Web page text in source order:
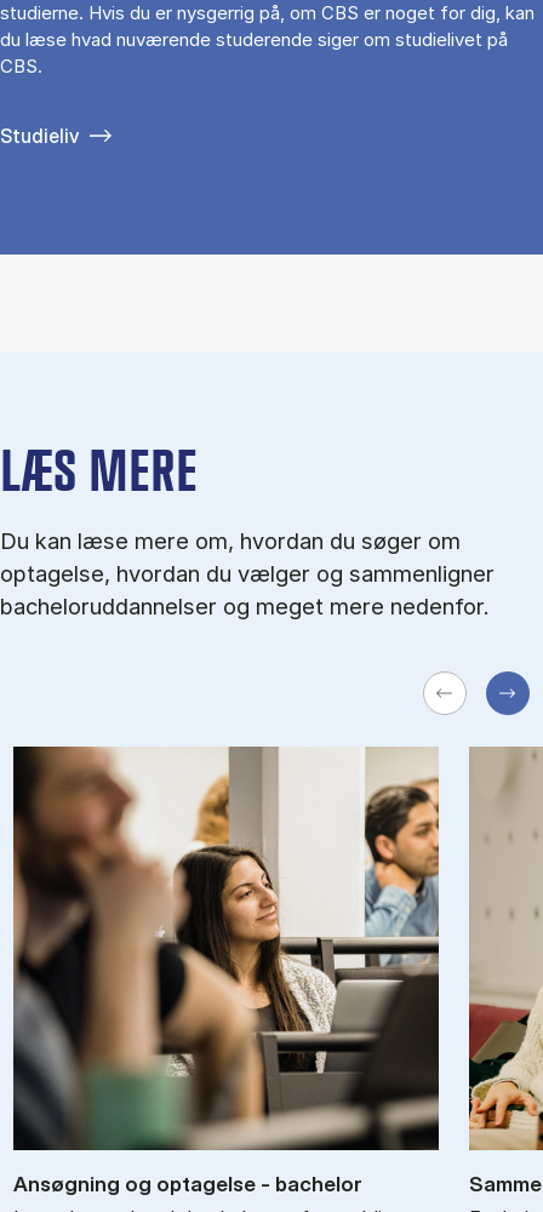
studierne. Hvis du er nysgerrig på, om CBS er noget for dig, kan
du læse hvad nuværende studerende siger om studielivet på
CBS.
Studieliv
LÆS MERE
Du kan læse mere om, hvordan du søger om
optagelse, hvordan du vælger og sammenligner
bacheloruddannelser og meget mere nedenfor.
An­søg­ning og op­ta­gel­se - ba­chel­or